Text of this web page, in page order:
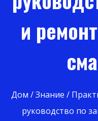
и
Дом /Знание /
руководство по